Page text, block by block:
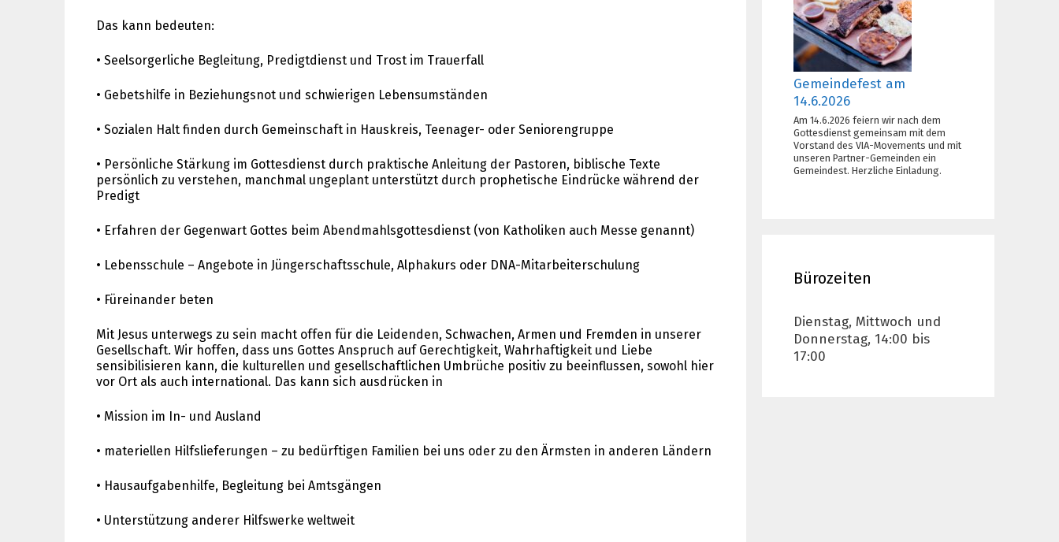
Das kann bedeuten:
• Seelsorgerliche Begleitung, Predigtdienst und Trost im Trauerfall
• Gebetshilfe in Beziehungsnot und schwierigen Lebensumständen
• Sozialen Halt finden durch Gemeinschaft in Hauskreis, Teenager- oder Seniorengruppe
• Persönliche Stärkung im Gottesdienst durch praktische Anleitung der Pastoren, biblische Texte
persönlich zu verstehen, manchmal ungeplant unterstützt durch prophetische Eindrücke während der
Predigt
• Erfahren der Gegenwart Gottes beim Abendmahlsgottesdienst (von Katholiken auch Messe genannt)
• Lebensschule – Angebote in Jüngerschaftsschule, Alphakurs oder DNA-Mitarbeiterschulung
• Füreinander beten
Mit Jesus unterwegs zu sein macht offen für die Leidenden, Schwachen, Armen und Fremden in unserer
Gesellschaft. Wir hoffen, dass uns Gottes Anspruch auf Gerechtigkeit, Wahrhaftigkeit und Liebe
sensibilisieren kann, die kulturellen und gesellschaftlichen Umbrüche positiv zu beeinflussen, sowohl hier
vor Ort als auch international. Das kann sich ausdrücken in
• Mission im In- und Ausland
• materiellen Hilfslieferungen – zu bedürftigen Familien bei uns oder zu den Ärmsten in anderen Ländern
• Hausaufgabenhilfe, Begleitung bei Amtsgängen
• Unterstützung anderer Hilfswerke weltweit
Gemeindefest am
14.6.2026
Am 14.6.2026 feiern wir nach dem
Gottesdienst gemeinsam mit dem
Vorstand des VIA-Movements und mit
unseren Partner-Gemeinden ein
Gemeindest. Herzliche Einladung.
Bürozeiten
Dienstag, Mittwoch und
Donnerstag, 14:00 bis
17:00